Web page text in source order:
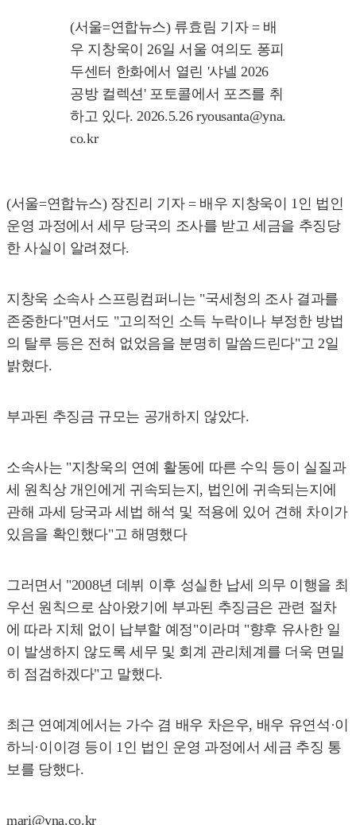
(서울=연합뉴스) 류효림 기자 = 배
우 지창욱이 26일 서울 여의도 퐁피
두센터 한화에서 열린 '샤넬 2026
공방 컬렉션' 포토콜에서 포즈를 취
하고 있다. 2026.5.26 ryousanta@yna.
co.kr
(서울=연합뉴스) 장진리 기자 = 배우 지창욱이 1인 법인
운영 과정에서 세무 당국의 조사를 받고 세금을 추징당
한 사실이 알려졌다.
지창욱 소속사 스프링컴퍼니는 "국세청의 조사 결과를
존중한다"면서도 "고의적인 소득 누락이나 부정한 방법
의 탈루 등은 전혀 없었음을 분명히 말씀드린다"고 2일
밝혔다.
부과된 추징금 규모는 공개하지 않았다.
소속사는 "지창욱의 연예 활동에 따른 수익 등이 실질과
세 원칙상 개인에게 귀속되는지, 법인에 귀속되는지에
관해 과세 당국과 세법 해석 및 적용에 있어 견해 차이가
있음을 확인했다"고 해명했다
그러면서 "2008년 데뷔 이후 성실한 납세 의무 이행을 최
우선 원칙으로 삼아왔기에 부과된 추징금은 관련 절차
에 따라 지체 없이 납부할 예정"이라며 "향후 유사한 일
이 발생하지 않도록 세무 및 회계 관리체계를 더욱 면밀
히 점검하겠다"고 말했다.
최근 연예계에서는 가수 겸 배우 차은우, 배우 유연석·이
하늬·이이경 등이 1인 법인 운영 과정에서 세금 추징 통
보를 당했다.
mari@yna.co.kr